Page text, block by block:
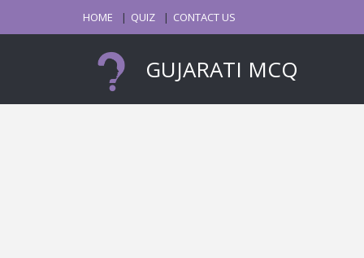
HOME QUIZ CONTACT US
GUJARATI MCQ